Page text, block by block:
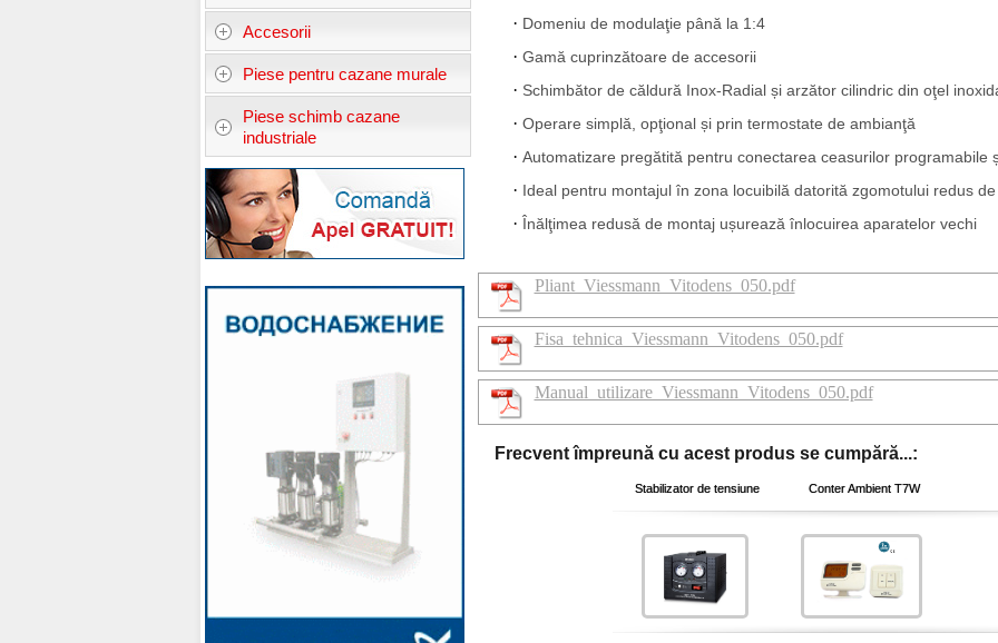
Accesorii
Piese pentru cazane murale
Piese schimb cazane
industriale
Domeniu de modulaţie până la 1:4
Gamă cuprinzătoare de accesorii
Schimbător de căldură Inox-Radial și arzător cilindric din oţel
Operare simplă, opţional și prin termostate de ambianţă
Automatizare pregătită pentru conectarea ceasurilor programabile
Ideal pentru montajul în zona locuibilă datorită zgomotului redus
Înălţimea redusă de montaj ușurează înlocuirea aparatelor vechi
Pliant_Viessmann_Vitodens_050.pdf
Fisa_tehnica_Viessmann_Vitodens_050.pdf
Manual_utilizare_Viessmann_Vitodens_050.pdf
Frecvent împreună cu acest produs se cumpără...:
Stabilizator de tensiune Conter Ambient T7W